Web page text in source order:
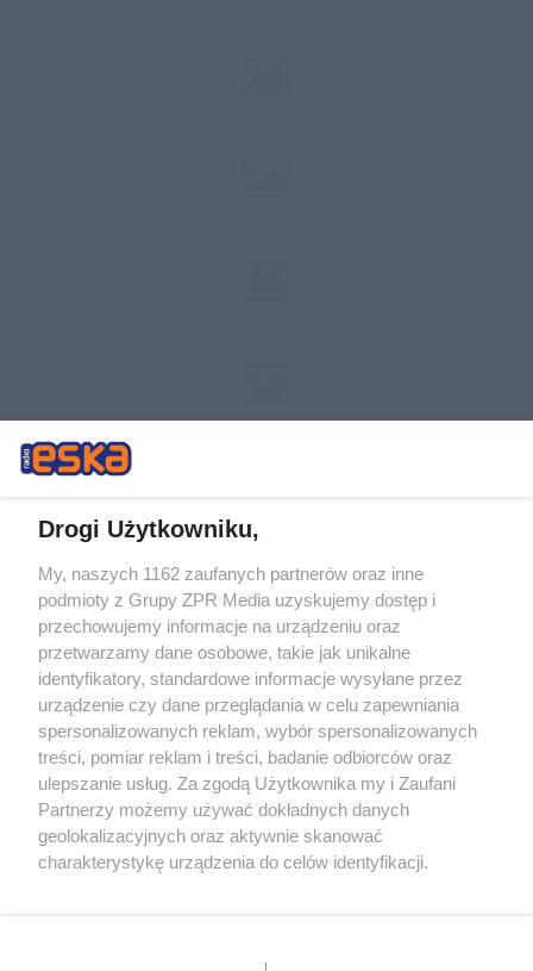
Żaden utwór zamieszczony w serwisie nie może być powielany i
rozpowszechniany lub dalej rozpowszechniany w jakikolwiek sposób (w
tym także elektroniczny lub mechaniczny) na jakimkolwiek polu
eksploatacji w jakiejkolwiek formie, włącznie z umieszczaniem w
Internecie bez pisemnej zgody właściciela praw. Jakiekolwiek użycie lub
wykorzystanie utworów w całości lub w części z naruszeniem prawa,
tzn. bez właściwej zgody, jest zabronione pod groźbą kary i może być
ścigane prawnie.
Drogi Użytkowniku,
My, naszych 1162 zaufanych partnerów oraz inne
podmioty z Grupy ZPR Media uzyskujemy dostęp i
przechowujemy informacje na urządzeniu oraz
przetwarzamy dane osobowe, takie jak unikalne
identyfikatory, standardowe informacje wysyłane przez
urządzenie czy dane przeglądania w celu zapewniania
spersonalizowanych reklam, wybór spersonalizowanych
treści, pomiar reklam i treści, badanie odbiorców oraz
ulepszanie usług. Za zgodą Użytkownika my i Zaufani
Partnerzy możemy używać dokładnych danych
geolokalizacyjnych oraz aktywnie skanować
charakterystykę urządzenia do celów identyfikacji.
zmienić/wycofać klikając przycisk ustawień prywatności